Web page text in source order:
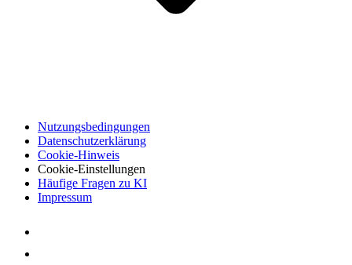
Nutzungsbedingungen
Datenschutzerklärung
Cookie-Hinweis
Cookie-Einstellungen
Häufige Fragen zu KI
Impressum